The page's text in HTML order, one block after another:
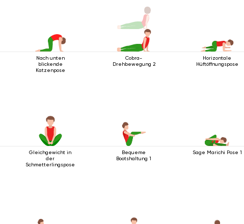
Nach unten
blickende
Katzenpose
Cobra-
Drehbewegung 2
Horizontale
Hüftöffnungspose
Gleichgewicht in
der
Schmetterlingspose
Bequeme
Bootshaltung 1
Sage Marichi Pose 1